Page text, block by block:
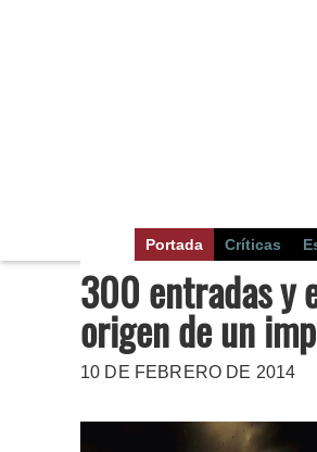
Portada Críticas
300 entradas y
origen de un
10 DE FEBRERO DE 2014